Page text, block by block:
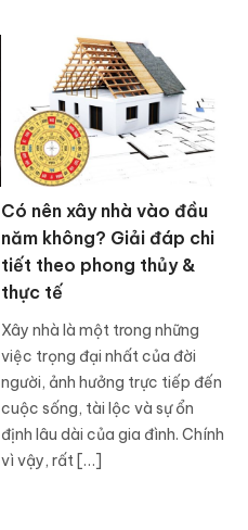
Có nên xây nhà vào đầu
năm không? Giải đáp chi
tiết theo phong thủy &
thực tế
Xây nhà là một trong những
việc trọng đại nhất của đời
người, ảnh hưởng trực tiếp đến
cuộc sống, tài lộc và sự ổn
định lâu dài của gia đình. Chính
vì vậy, rất […]